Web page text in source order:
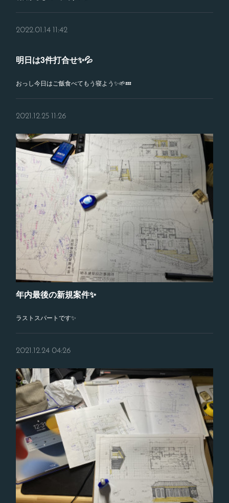
2022.01.14 11:42
明日は3件打合せ✨💦
おっし今日はご飯食べてもう寝よう✨🌱💤
2021.12.25 11:26
年内最後の新規案件✨
ラストスパートです✨
2021.12.24 04:26